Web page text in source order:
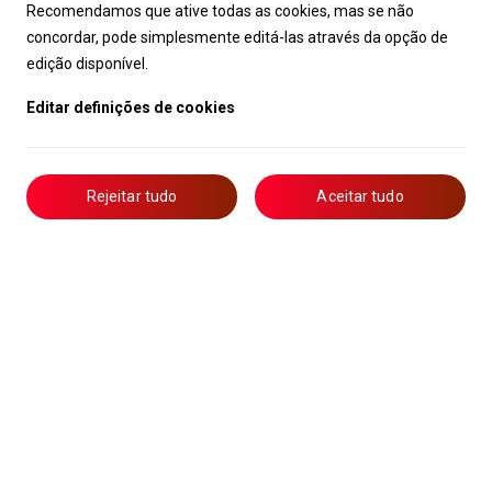
Recomendamos que ative todas as cookies, mas se não
concordar, pode simplesmente editá-las através da opção de
edição disponível.
Editar definições de cookies
Rejeitar tudo Aceitar tudo